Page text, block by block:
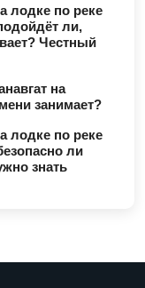
лодке по реке
ли,
Честный
на
занимает?
лодке по реке
ли
знать